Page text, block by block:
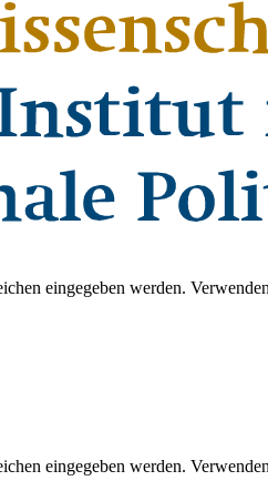
eingegeben werden.
eingegeben werden.